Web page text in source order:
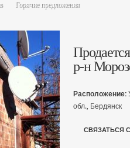
Горячие предложения
р-н
Расположение:
обл., Бердянск
СВЯЗАТЬСЯ